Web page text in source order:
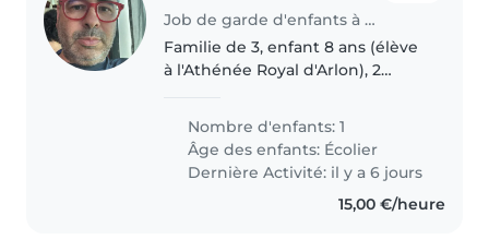
Job de garde d'enfants à Arlon
Familie de 3, enfant 8 ans (élève
à l'Athénée Royal d'Arlon), 2
Nombre d'enfants: 1
Âge des enfants: Écolier
Dernière Activité: il y a 6 jours
15,00 €/heure